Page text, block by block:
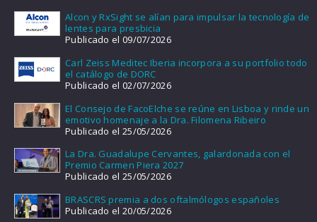
Alcon y RxSight se alían para impulsar la tecnología de
lentes para presbicia
Publicado el 09/07/2026
Carl Zeiss Meditec Iberia incorpora a su portfolio todo
el catálogo de DORC
Publicado el 02/07/2026
El Consejo de FacoElche se reúne en Lisboa y rinde un
emotivo homenaje a la Dra. Filomena Ribeiro
Publicado el 25/05/2026
La Dra. Guadalupe Cervantes, galardonada con el
Premio Carmen Piera 2027
Publicado el 25/05/2026
BRASCRS premia a dos oftalmólogos españoles
Publicado el 20/05/2026